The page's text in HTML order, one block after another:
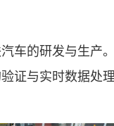
的研发与生产
证与实时数据处